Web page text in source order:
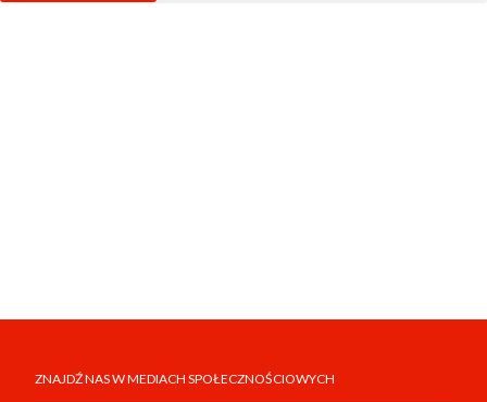
ZNAJDŹ NAS W MEDIACH SPOŁECZNOŚCIOWYCH